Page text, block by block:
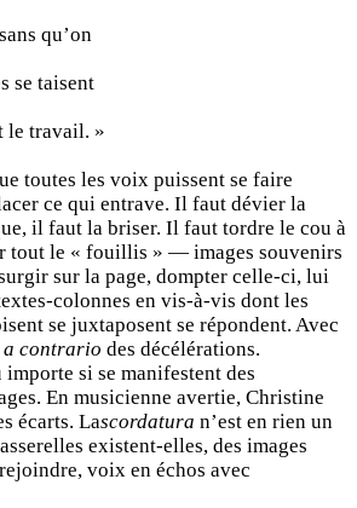
qu’on
se taisent
le travail. »
toutes les voix puissent se faire
ce qui entrave. Il faut dévier la
il faut la briser. Il faut tordre le cou à
tout le « fouillis » — images souvenirs
sur la page, dompter celle-ci, lui
colonnes en vis-à-vis dont les
se juxtaposent se répondent. Avec
a contrario des décélérations.
importe si se manifestent des
En musicienne avertie, Christine
écarts. Lascordatura n’est en rien un
existent-elles, des images
voix en échos avec